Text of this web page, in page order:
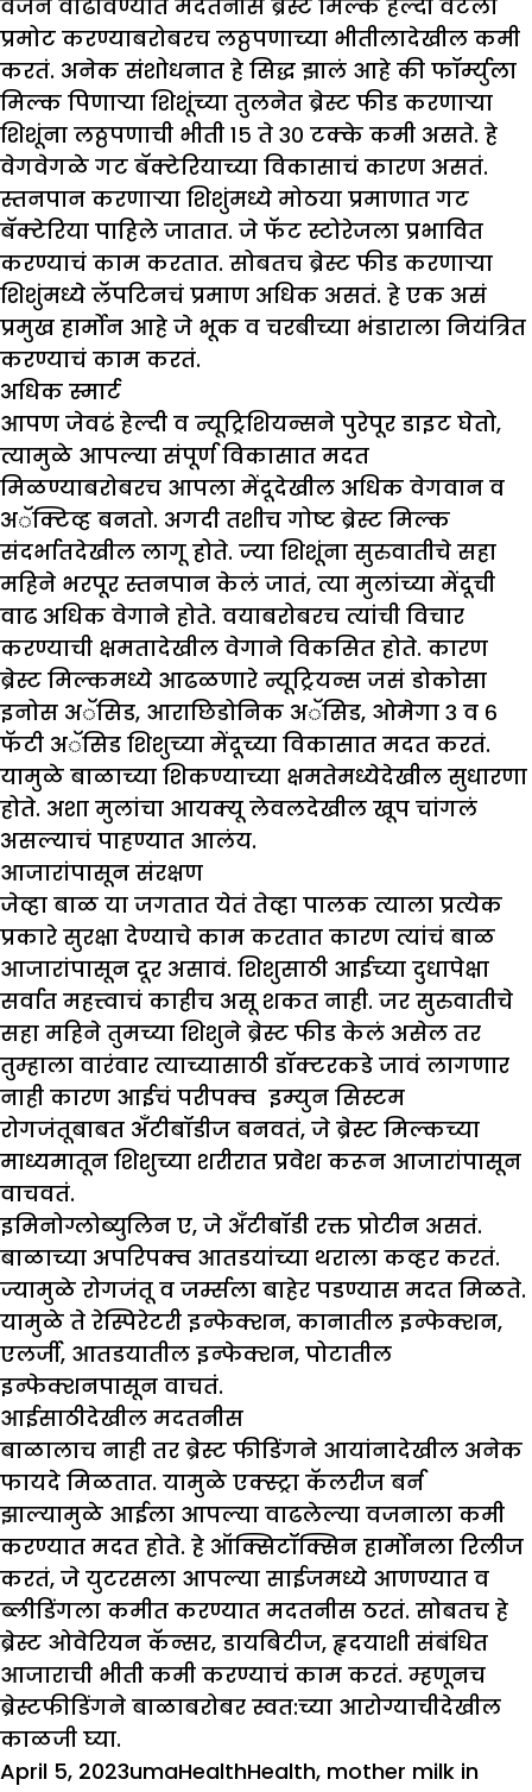
वजन वाढविण्यात मदतनीस ब्रेस्ट मिल्क हेल्दी वेटला
प्रमोट करण्याबरोबरच लठ्ठपणाच्या भीतीलादेखील कमी
करतं. अनेक संशोधनात हे सिद्ध झालं आहे की फॉर्म्युला
मिल्क पिणाऱ्या शिशूंच्या तुलनेत ब्रेस्ट फीड करणाऱ्या
शिशूंना लठ्ठपणाची भीती १५ ते ३० टक्के कमी असते. हे
वेगवेगळे गट बॅक्टेरियाच्या विकासाचं कारण असतं.
स्तनपान करणाऱ्या शिशुंमध्ये मोठया प्रमाणात गट
बॅक्टेरिया पाहिले जातात. जे फॅट स्टोरेजला प्रभावित
करण्याचं काम करतात. सोबतच ब्रेस्ट फीड करणाऱ्या
शिशुंमध्ये लॅपटिनचं प्रमाण अधिक असतं. हे एक असं
प्रमुख हार्मोन आहे जे भूक व चरबीच्या भंडाराला नियंत्रित
करण्याचं काम करतं.
अधिक स्मार्ट
आपण जेवढं हेल्दी व न्यूट्रिशियन्सने पुरेपूर डाइट घेतो,
त्यामुळे आपल्या संपूर्ण विकासात मदत
मिळण्याबरोबरच आपला मेंदूदेखील अधिक वेगवान व
अॅक्टिव्ह बनतो. अगदी तशीच गोष्ट ब्रेस्ट मिल्क
संदर्भातदेखील लागू होते. ज्या शिशूंना सुरुवातीचे सहा
महिने भरपूर स्तनपान केलं जातं, त्या मुलांच्या मेंदूची
वाढ अधिक वेगाने होते. वयाबरोबरच त्यांची विचार
करण्याची क्षमतादेखील वेगाने विकसित होते. कारण
ब्रेस्ट मिल्कमध्ये आढळणारे न्यूट्रियन्स जसं डोकोसा
इनोस अॅसिड, आराछिडोनिक अॅसिड, ओमेगा ३ व ६
फॅटी अॅसिड शिशुच्या मेंदूच्या विकासात मदत करतं.
यामुळे बाळाच्या शिकण्याच्या क्षमतेमध्येदेखील सुधारणा
होते. अशा मुलांचा आयक्यू लेवलदेखील खूप चांगलं
असल्याचं पाहण्यात आलंय.
आजारांपासून संरक्षण
जेव्हा बाळ या जगतात येतं तेव्हा पालक त्याला प्रत्येक
प्रकारे सुरक्षा देण्याचे काम करतात कारण त्यांचं बाळ
आजारांपासून दूर असावं. शिशुसाठी आईच्या दुधापेक्षा
सर्वात महत्त्वाचं काहीच असू शकत नाही. जर सुरुवातीचे
सहा महिने तुमच्या शिशुने ब्रेस्ट फीड केलं असेल तर
तुम्हाला वारंवार त्याच्यासाठी डॉक्टरकडे जावं लागणार
नाही कारण आईचं परीपक्व इम्युन सिस्टम
रोगजंतूबाबत अँटीबॉडीज बनवतं, जे ब्रेस्ट मिल्कच्या
माध्यमातून शिशुच्या शरीरात प्रवेश करून आजारांपासून
वाचवतं.
इमिनोग्लोब्युलिन ए, जे अँटीबॉडी रक्त प्रोटीन असतं.
बाळाच्या अपरिपक्व आतडयांच्या थराला कव्हर करतं.
ज्यामुळे रोगजंतू व जर्म्सला बाहेर पडण्यास मदत मिळते.
यामुळे ते रेस्पिरेटरी इन्फेक्शन, कानातील इन्फेक्शन,
एलर्जी, आतडयातील इन्फेक्शन, पोटातील
इन्फेक्शनपासून वाचतं.
आईसाठीदेखील मदतनीस
बाळालाच नाही तर ब्रेस्ट फीडिंगने आयांनादेखील अनेक
फायदे मिळतात. यामुळे एक्स्ट्रा कॅलरीज बर्न
झाल्यामुळे आईला आपल्या वाढलेल्या वजनाला कमी
करण्यात मदत होते. हे ऑक्सिटॉक्सिन हार्मोनला रिलीज
करतं, जे युटरसला आपल्या साईजमध्ये आणण्यात व
ब्लीडिंगला कमीत करण्यात मदतनीस ठरतं. सोबतच हे
ब्रेस्ट ओवेरियन कॅन्सर, डायबिटीज, हृदयाशी संबंधित
आजाराची भीती कमी करण्याचं काम करतं. म्हणूनच
ब्रेस्टफीडिंगने बाळाबरोबर स्वत:च्या आरोग्याचीदेखील
काळजी घ्या.
Posted
April 5, 2023Author
umaCategories
HealthTags
Health, mother milk in